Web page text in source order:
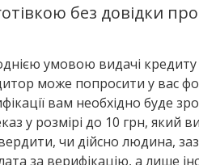
без довідки
умовою видачі кредиту
може попросити у вас
вам необхідно буде
у розмірі до 10 грн, який
чи дійсно людина,
за верифікацію, а лише